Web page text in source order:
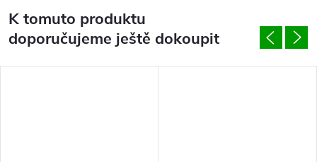
K tomuto produktu
doporučujeme ještě dokoupit